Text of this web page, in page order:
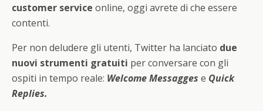
customer service online, oggi avrete di che essere
contenti.
Per non deludere gli utenti, Twitter ha lanciato due
nuovi strumenti gratuiti per conversare con gli
ospiti in tempo reale: Welcome Messagges e Quick
Replies.